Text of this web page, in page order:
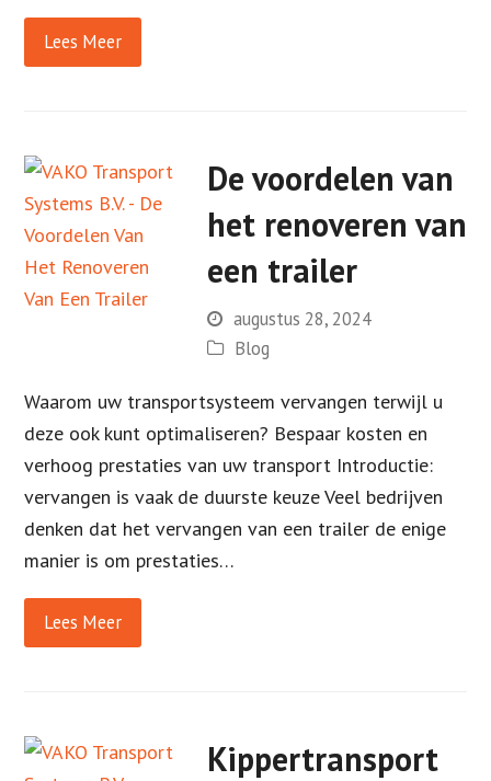
Lees Meer
De voordelen van
het renoveren van
een trailer
augustus 28, 2024
Blog
Waarom uw transportsysteem vervangen terwijl u
deze ook kunt optimaliseren? Bespaar kosten en
verhoog prestaties van uw transport Introductie:
vervangen is vaak de duurste keuze Veel bedrijven
denken dat het vervangen van een trailer de enige
manier is om prestaties…
Lees Meer
Kippertransport